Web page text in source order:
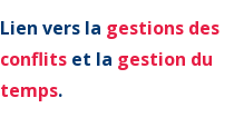
Lien vers la gestions des
conflits et la gestion du
temps.